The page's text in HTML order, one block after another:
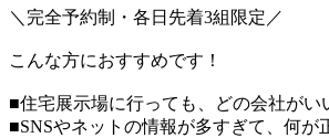
＼完全予約制・各日先着3組限定／
こんな方におすすめです！
■住宅展示場に行っても、どの会社がい
■SNSやネットの情報が多すぎて、何が